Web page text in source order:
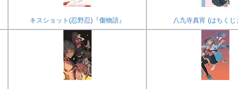
キスショット(忍野忍)『傷物語』 八九寺真宵 (はちくじ